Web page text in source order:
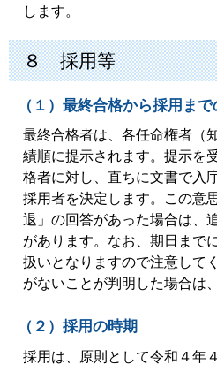
します。
８ 採用等
（１）最終合格から採用ま
最終合格者は、各任命権者（
績順に提示されます。提示を
格者に対し、直ちに文書で入
採用者を決定します。この意
退」の回答があった場合は、
があります。なお、期日まで
扱いとなりますので注意して
がないことが判明した場合は
（２）採用の時期
採用は、原則として令和４年